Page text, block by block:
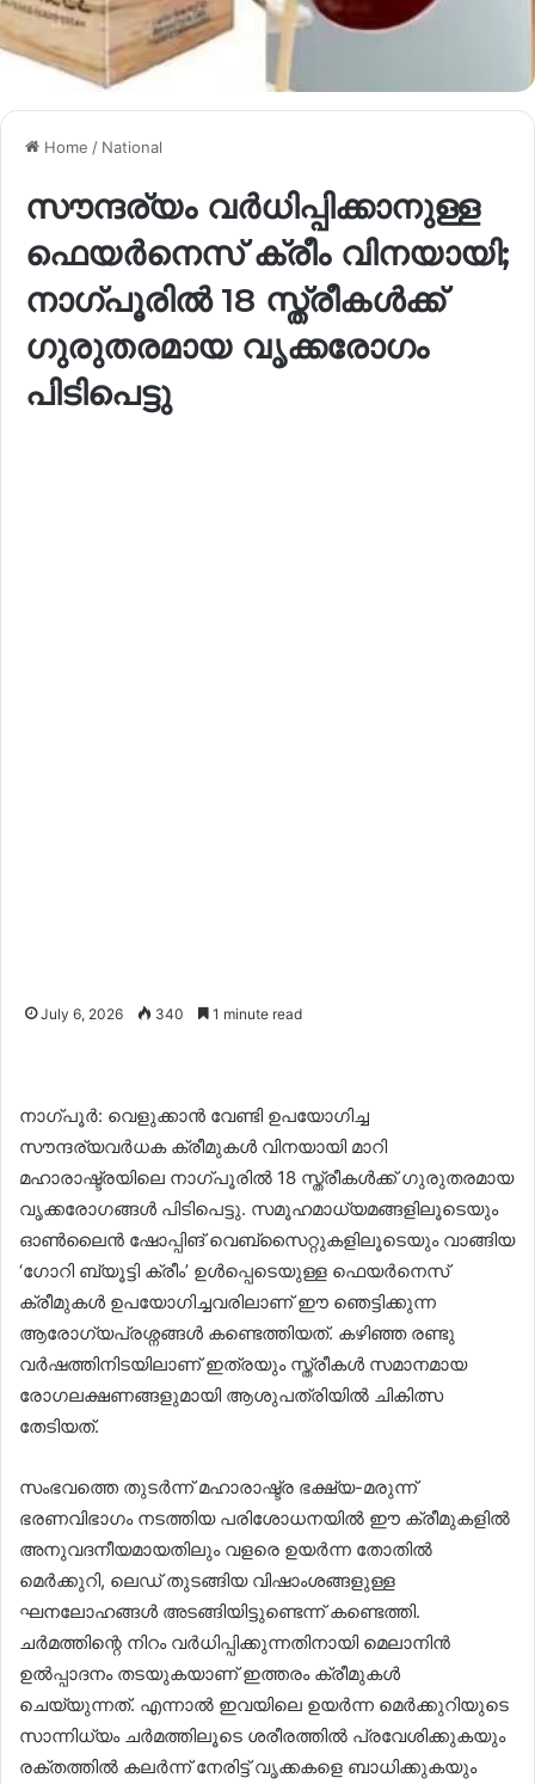
Home / National
സൗന്ദര്യം വർധിപ്പിക്കാനുള്ള
ഫെയർനെസ് ക്രീം വിനയായി;
നാഗ്പൂരിൽ 18 സ്ത്രീകൾക്ക്
ഗുരുതരമായ വൃക്കരോഗം
പിടിപെട്ടു
July 6, 2026 340 1 minute read
നാഗ്പൂർ: വെളുക്കാൻ വേണ്ടി ഉപയോഗിച്ച
സൗന്ദര്യവർധക ക്രീമുകൾ വിനയായി മാറി
മഹാരാഷ്ട്രയിലെ നാഗ്പൂരിൽ 18 സ്ത്രീകൾക്ക് ഗുരുതരമായ
വൃക്കരോഗങ്ങൾ പിടിപെട്ടു. സമൂഹമാധ്യമങ്ങളിലൂടെയും
ഓൺലൈൻ ഷോപ്പിങ് വെബ്സൈറ്റുകളിലൂടെയും വാങ്ങിയ
‘ഗോറി ബ്യൂട്ടി ക്രീം’ ഉൾപ്പെടെയുള്ള ഫെയർനെസ്
ക്രീമുകൾ ഉപയോഗിച്ചവരിലാണ് ഈ ഞെട്ടിക്കുന്ന
ആരോഗ്യപ്രശ്നങ്ങൾ കണ്ടെത്തിയത്. കഴിഞ്ഞ രണ്ടു
വർഷത്തിനിടയിലാണ് ഇത്രയും സ്ത്രീകൾ സമാനമായ
രോഗലക്ഷണങ്ങളുമായി ആശുപത്രിയിൽ ചികിത്സ
തേടിയത്.
സംഭവത്തെ തുടർന്ന് മഹാരാഷ്ട്ര ഭക്ഷ്യ-മരുന്ന്
ഭരണവിഭാഗം നടത്തിയ പരിശോധനയിൽ ഈ ക്രീമുകളിൽ
അനുവദനീയമായതിലും വളരെ ഉയർന്ന തോതിൽ
മെർക്കുറി, ലെഡ് തുടങ്ങിയ വിഷാംശങ്ങളുള്ള
ഘനലോഹങ്ങൾ അടങ്ങിയിട്ടുണ്ടെന്ന് കണ്ടെത്തി.
ചർമത്തിന്റെ നിറം വർധിപ്പിക്കുന്നതിനായി മെലാനിൻ
ഉൽപ്പാദനം തടയുകയാണ് ഇത്തരം ക്രീമുകൾ
ചെയ്യുന്നത്. എന്നാൽ ഇവയിലെ ഉയർന്ന മെർക്കുറിയുടെ
സാന്നിധ്യം ചർമത്തിലൂടെ ശരീരത്തിൽ പ്രവേശിക്കുകയും
രക്തത്തിൽ കലർന്ന് നേരിട്ട് വൃക്കകളെ ബാധിക്കുകയും